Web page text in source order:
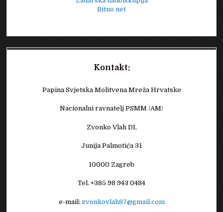
Bitno net
Kontakt:
Papina Svjetska Molitvena Mreža Hrvatske
Nacionalni ravnatelj PSMM /AM/
Zvonko Vlah DI,
Junija Palmotića 31
10000 Zagreb
Tel. +385 98 943 0484
e-mail: zvonkovlah87@gmail.com